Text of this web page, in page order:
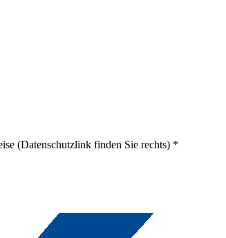
(Datenschutzlink finden Sie rechts) *